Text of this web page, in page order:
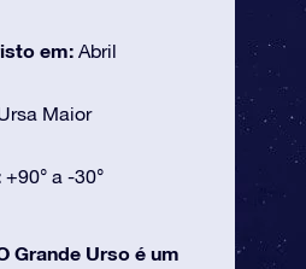
em: Abril
Maior
+90° a -30°
Grande Urso é um